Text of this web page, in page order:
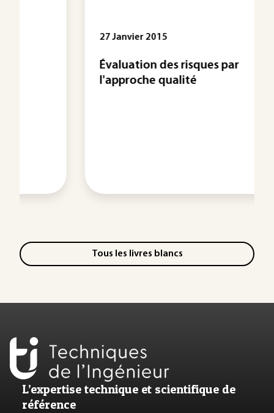
27 Janvier 2015
Évaluation des risques par
l'approche qualité
Tous les livres blancs
L’expertise technique et scientifique de
référence